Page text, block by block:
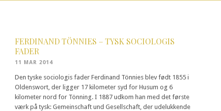
FERDINAND TÖNNIES – TYSK SOCIOLOGIS
FADER
11 MAR 2014
Den tyske sociologis fader Ferdinand Tönnies blev født 1855 i
Oldenswort, der ligger 17 kilometer syd for Husum og 6
kilometer nord for Tönning. I 1887 udkom han med det første
værk på tysk: Gemeinschaft und Gesellschaft, der udelukkende